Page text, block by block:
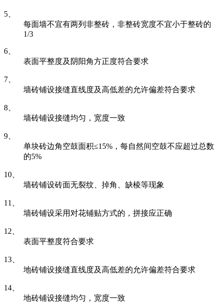
5、
每面墙不宜有两列非整砖，非整砖宽度不宜小于整砖的
1/3
6、
表面平整度及阴阳角方正度符合要求
7、
墙砖铺设接缝直线度及高低差的允许偏差符合要求
8、
墙砖铺设接缝均匀，宽度一致
9、
单块砖边角空鼓面积≤15%，每自然间空鼓不应超过总数
的5%
10、
墙砖铺设砖面无裂纹、掉角、缺棱等现象
11、
墙砖铺设采用对花铺贴方式的，拼接应正确
12、
表面平整度符合要求
13、
地砖铺设接缝直线度及高低差的允许偏差符合要求
14、
地砖铺设接缝均匀，宽度一致